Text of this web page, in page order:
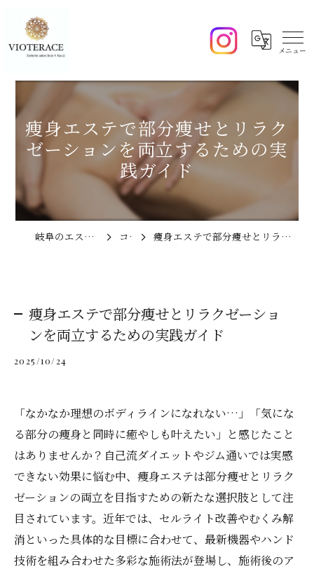
痩身エステで部分痩せとリラク
ゼーションを両立するための実
践ガイド
岐阜のエステならVIOTERACE コラム 痩身エステで部分痩せとリラクゼーションを両立するための実践ガイド
痩身エステで部分痩せとリラクゼーショ
ンを両立するための実践ガイド
2025/10/24
「なかなか理想のボディラインになれない…」「気にな
る部分の痩身と同時に癒やしも叶えたい」と感じたこと
はありませんか？自己流ダイエットやジム通いでは実感
できない効果に悩む中、痩身エステは部分痩せとリラク
ゼーションの両立を目指すための新たな選択肢として注
目されています。近年では、セルライト改善やむくみ解
消といった具体的な目標に合わせて、最新機器やハンド
技術を組み合わせた多彩な施術法が登場し、施術後のア